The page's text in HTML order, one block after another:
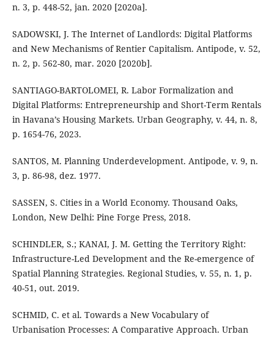
n. 3, p. 448-52, jan. 2020 [2020a].
SADOWSKI, J. The Internet of Landlords: Digital Platforms
and New Mechanisms of Rentier Capitalism. Antipode, v. 52,
n. 2, p. 562-80, mar. 2020 [2020b].
SANTIAGO-BARTOLOMEI, R. Labor Formalization and
Digital Platforms: Entrepreneurship and Short-Term Rentals
in Havana’s Housing Markets. Urban Geography, v. 44, n. 8,
p. 1654-76, 2023.
SANTOS, M. Planning Underdevelopment. Antipode, v. 9, n.
3, p. 86-98, dez. 1977.
SASSEN, S. Cities in a World Economy. Thousand Oaks,
London, New Delhi: Pine Forge Press, 2018.
SCHINDLER, S.; KANAI, J. M. Getting the Territory Right:
Infrastructure-Led Development and the Re-emergence of
Spatial Planning Strategies. Regional Studies, v. 55, n. 1, p.
40-51, out. 2019.
SCHMID, C. et al. Towards a New Vocabulary of
Urbanisation Processes: A Comparative Approach. Urban